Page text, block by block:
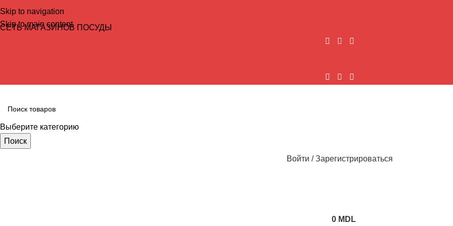
Skip to navigation
Skip to main content
СЕТЬ МАГАЗИНОВ ПОСУДЫ
Выберите категорию
Поиск
Войти / Зарегистрироваться
0 MDL